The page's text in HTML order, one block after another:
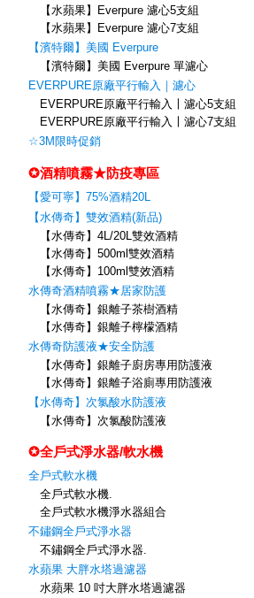
【水蘋果】Everpure 濾心5支組
【水蘋果】Everpure 濾心7支組
【濱特爾】美國 Everpure
【濱特爾】美國 Everpure 單濾心
EVERPURE原廠平行輸入｜濾心
EVERPURE原廠平行輸入〡濾心5支組
EVERPURE原廠平行輸入〡濾心7支組
☆3M限時促銷
✪酒精噴霧★防疫專區
【愛可寧】75%酒精20L
【水傳奇】雙效酒精(新品)
【水傳奇】4L/20L雙效酒精
【水傳奇】500ml雙效酒精
【水傳奇】100ml雙效酒精
水傳奇酒精噴霧★居家防護
【水傳奇】銀離子茶樹酒精
【水傳奇】銀離子檸檬酒精
水傳奇防護液★安全防護
【水傳奇】銀離子廚房專用防護液
【水傳奇】銀離子浴廁專用防護液
【水傳奇】次氯酸水防護液
【水傳奇】次氯酸防護液
✪全戶式淨水器/軟水機
全戶式軟水機
全戶式軟水機.
全戶式軟水機淨水器組合
不鏽鋼全戶式淨水器
不鏽鋼全戶式淨水器.
水蘋果 大胖水塔過濾器
水蘋果 10 吋大胖水塔過濾器